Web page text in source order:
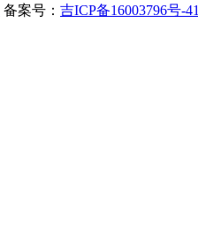
备案号： 吉ICP备16003796号-